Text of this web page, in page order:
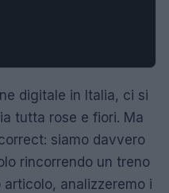
digitale in Italia, ci si
tutta rose e fiori. Ma
siamo davvero
rincorrendo un treno
analizzeremo i